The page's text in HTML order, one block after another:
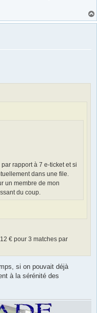
par rapport à 7 e-ticket et si
dans une file.
un membre de mon
du coup.
€ pour 3 matches par
si on pouvait déjà
à la sérénité des